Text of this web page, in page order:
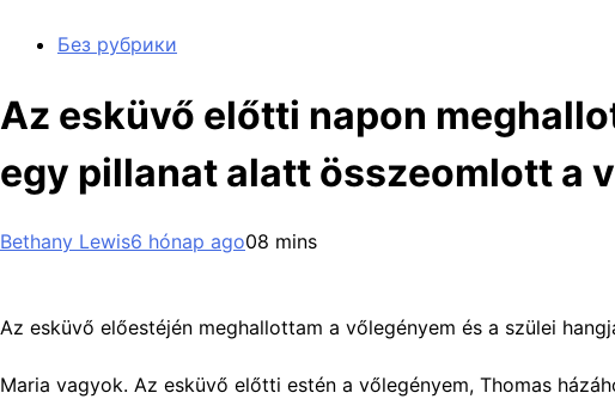
Без рубрики
Az esküvő előtti napon
egy pillanat alatt összeomlott a
Bethany Lewis6 hónap ago08 mins
Az esküvő előestéjén meghallottam a vőlegényem és a szülei
Maria vagyok. Az esküvő előtti estén a vőlegényem, Thomas